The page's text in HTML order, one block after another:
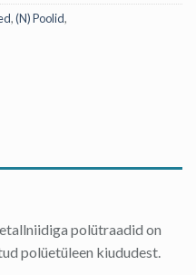
,(N) Poolid,
polütraadid on
polüetüleen kiududest.